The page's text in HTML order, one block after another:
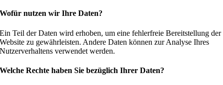
Wofür nutzen wir Ihre Daten?
Ein Teil der Daten wird erhoben, um eine fehlerfreie Bereitstellung der
Website zu gewährleisten. Andere Daten können zur Analyse Ihres
Nutzerverhaltens verwendet werden.
Welche Rechte haben Sie bezüglich Ihrer Daten?